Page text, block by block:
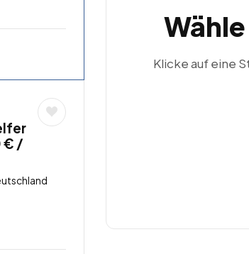
€ /
Klicke auf eine